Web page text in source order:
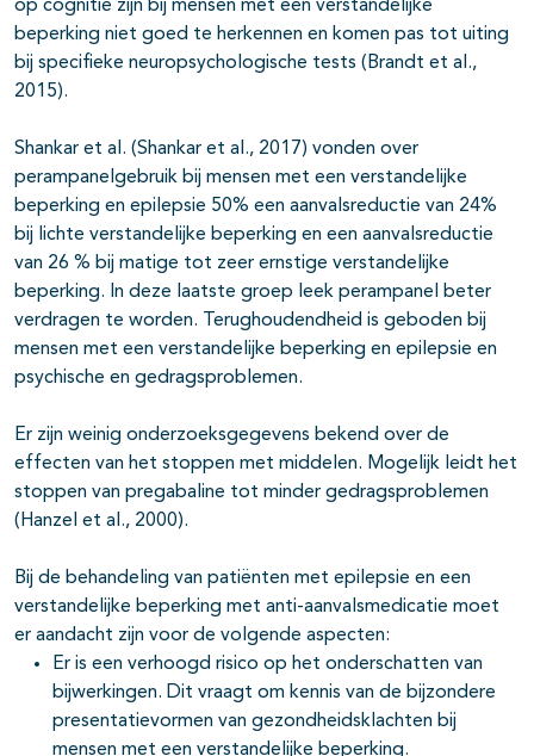
op cognitie zijn bij mensen met een verstandelijke
beperking niet goed te herkennen en komen pas tot uiting
bij specifieke neuropsychologische tests (Brandt et al.,
2015).
Shankar et al. (Shankar et al., 2017) vonden over
perampanelgebruik bij mensen met een verstandelijke
beperking en epilepsie 50% een aanvalsreductie van 24%
bij lichte verstandelijke beperking en een aanvalsreductie
van 26 % bij matige tot zeer ernstige verstandelijke
beperking. In deze laatste groep leek perampanel beter
verdragen te worden. Terughoudendheid is geboden bij
mensen met een verstandelijke beperking en epilepsie en
psychische en gedragsproblemen.
Er zijn weinig onderzoeksgegevens bekend over de
effecten van het stoppen met middelen. Mogelijk leidt het
stoppen van pregabaline tot minder gedragsproblemen
(Hanzel et al., 2000).
Bij de behandeling van patiënten met epilepsie en een
verstandelijke beperking met anti-aanvalsmedicatie moet
er aandacht zijn voor de volgende aspecten:
Er is een verhoogd risico op het onderschatten van
bijwerkingen. Dit vraagt om kennis van de bijzondere
presentatievormen van gezondheidsklachten bij
mensen met een verstandelijke beperking.